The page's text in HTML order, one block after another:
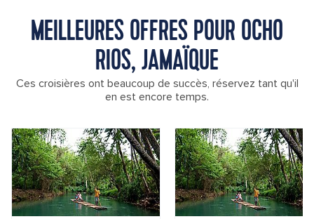
MEILLEURES OFFRES POUR OCHO
RIOS, JAMAÏQUE
Ces croisières ont beaucoup de succès, réservez tant qu'il
en est encore temps.